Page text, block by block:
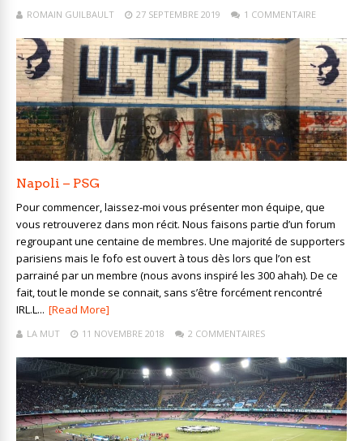
ROMAIN GUILBAULT 27 SEPTEMBRE 2019 1 COMMENTAIRE
Napoli – PSG
Pour commencer, laissez-moi vous présenter mon équipe, que
vous retrouverez dans mon récit. Nous faisons partie d’un forum
regroupant une centaine de membres. Une majorité de supporters
parisiens mais le fofo est ouvert à tous dès lors que l’on est
parrainé par un membre (nous avons inspiré les 300 ahah). De ce
fait, tout le monde se connait, sans s’être forcément rencontré
IRL.L... [Read More]
LA MUT 11 NOVEMBRE 2018 2 COMMENTAIRES